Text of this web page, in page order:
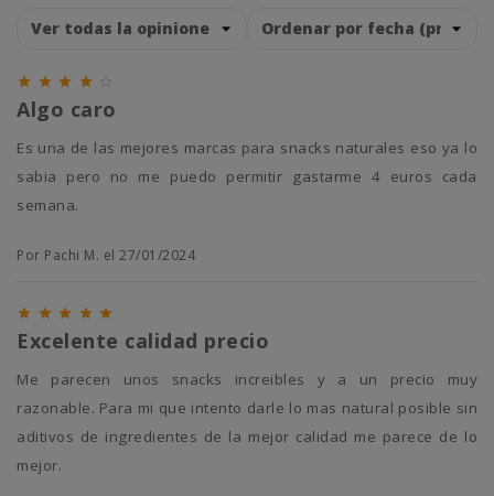
   
Algo caro
Es una de las mejores marcas para snacks naturales eso ya lo
sabia pero no me puedo permitir gastarme 4 euros cada
semana.
Por Pachi M. el 27/01/2024
    
Excelente calidad precio
Me parecen unos snacks increibles y a un precio muy
razonable. Para mi que intento darle lo mas natural posible sin
aditivos de ingredientes de la mejor calidad me parece de lo
mejor.